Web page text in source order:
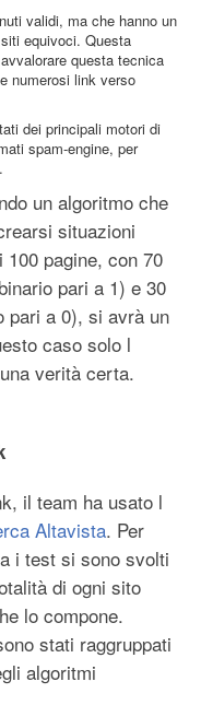
validi, ma che hanno un
equivoci. Questa
questa tecnica
numerosi link verso
dei principali motori di
spam-engine, per
un algoritmo che
situazioni
pagine, con 70
pari a 1) e 30
pari a 0), si avrà un
caso solo l
verità certa.
il team ha usato l
Altavista. Per
i test si sono svolti
di ogni sito
lo compone.
stati raggruppati
algoritmi